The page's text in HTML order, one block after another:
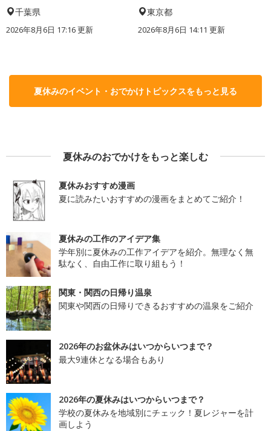
千葉県
2026年8月6日 17:16更新
東京都
2026年8月6日 14:11 更新
夏休みのイベント・おでかけトピックスをもっと見る
夏休みのおでかけをもっと楽しむ
夏休みおすすめ漫画
夏に読みたいおすすめの漫画をまとめてご紹介！
夏休みの工作のアイデア集
学年別に夏休みの工作アイデアを紹介。無理なく無
駄なく、自由工作に取り組もう！
関東・関西の日帰り温泉
関東や関西の日帰りできるおすすめの温泉をご紹介
2026年のお盆休みはいつからいつまで？
最大9連休となる場合もあり
2026年の夏休みはいつからいつまで？
学校の夏休みを地域別にチェック！夏レジャーを計
画しよう